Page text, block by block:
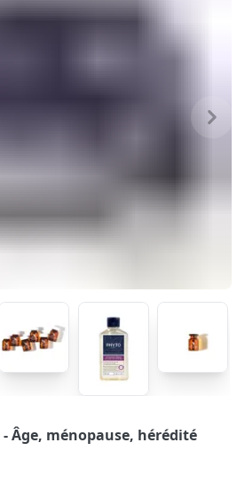
- Âge, ménopause, hérédité